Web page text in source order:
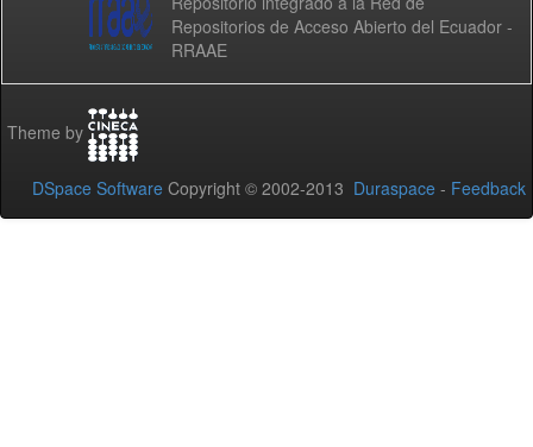
Repositorios de Acceso Abierto del Ecuador -
RRAAE
Theme by
DSpace Software Copyright © 2002-2013 Duraspace - Feedback